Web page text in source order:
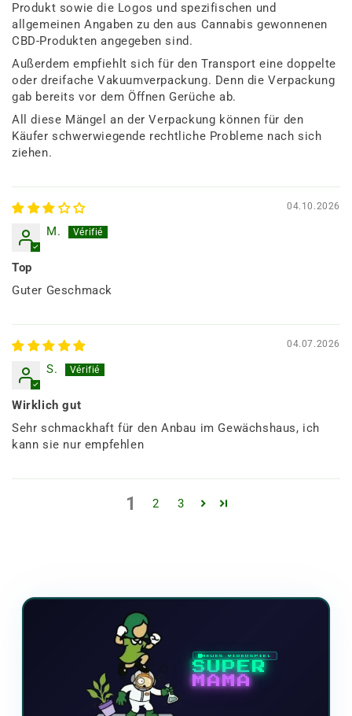
Produkt sowie die Logos und spezifischen und
allgemeinen Angaben zu den aus Cannabis gewonnenen
CBD-Produkten angegeben sind.
Außerdem empfiehlt sich für den Transport eine doppelte
oder dreifache Vakuumverpackung. Denn die Verpackung
gab bereits vor dem Öffnen Gerüche ab.
All diese Mängel an der Verpackung können für den
Käufer schwerwiegende rechtliche Probleme nach sich
ziehen.
04.10.2026
M.
Top
Guter Geschmack
04.07.2026
S.
Wirklich gut
Sehr schmackhaft für den Anbau im Gewächshaus, ich
kann sie nur empfehlen
1 2 3
NEUES VIDEOSPIEL
SUPER
MAMA